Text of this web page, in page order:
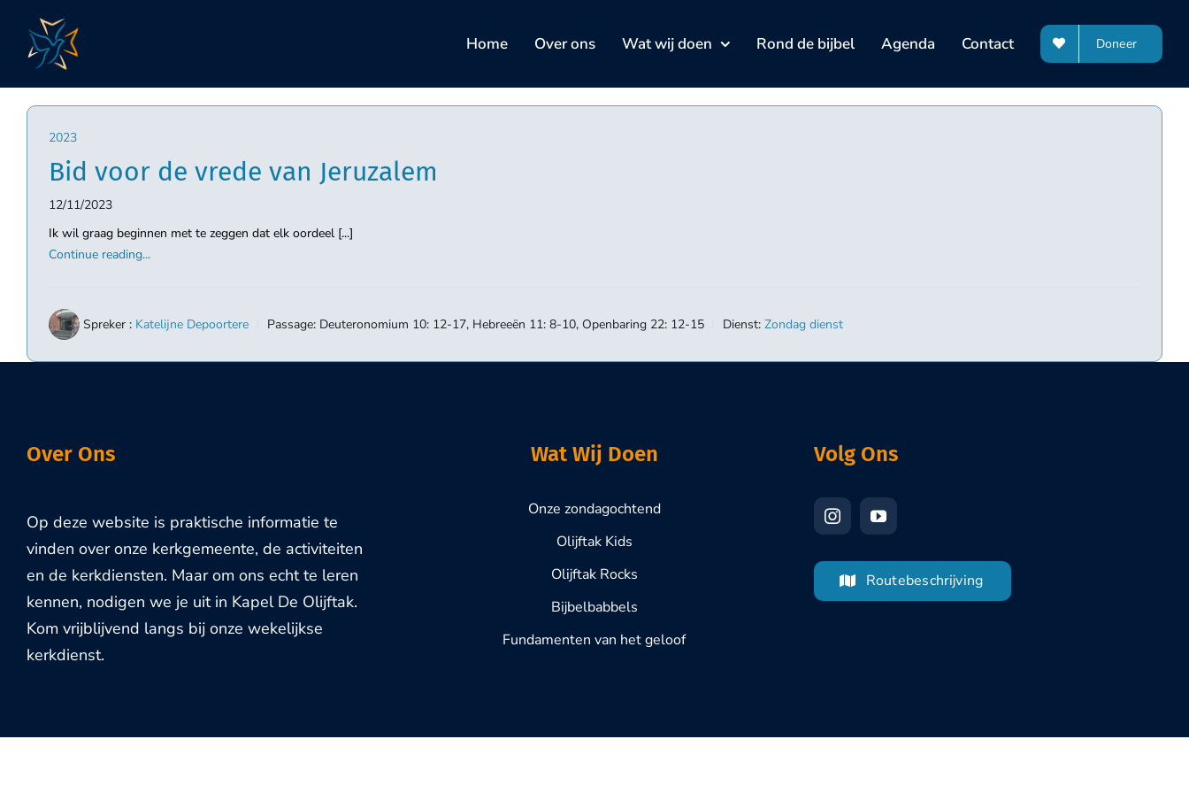
content
Home Over ons Wat wij doen Rond de bijbel Agenda Contact Doneer
2023
Bid voor de vrede van Jeruzalem
12/11/2023
Ik wil graag beginnen met te zeggen dat elk oordeel [...]
Continue reading...
Spreker : Katelijne Depoortere Passage: Deuteronomium 10: 12-17, Hebreeën 11: 8-10, Openbaring 22: 12-15 Dienst: Zondag dienst
Over Ons
Op deze website is praktische informatie te
vinden over onze kerkgemeente, de activiteiten
en de kerkdiensten. Maar om ons echt te leren
kennen, nodigen we je uit in Kapel De Olijftak.
Kom vrijblijvend langs bij onze wekelijkse
kerkdienst.
Wat Wij Doen
Onze zondagochtend
Olijftak Kids
Olijftak Rocks
Bijbelbabbels
Fundamenten van het geloof
Volg Ons
Routebeschrijving